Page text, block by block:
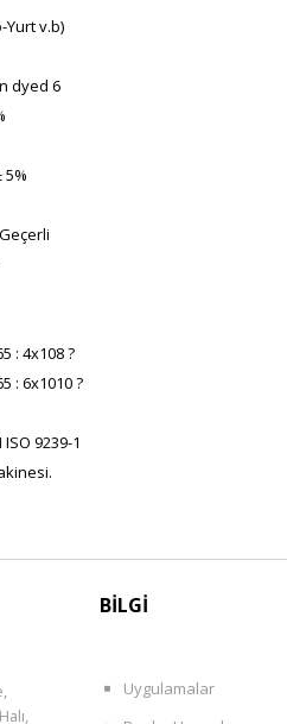
Yurt v.b)
dyed 6
5%
: 4x108 ?
: 6x1010 ?
9239-1
BİLGİ
Uygulamalar